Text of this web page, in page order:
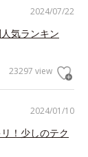
2024/07/22
気ランキン
23297 view
2024/01/10
！少しのテク